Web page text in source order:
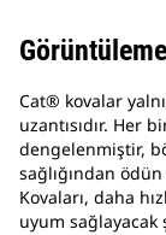
Görüntüleme
Cat® kovalar
uzantısıdır. Her
dengelenmiştir,
sağlığından
Kovaları, daha
uyum